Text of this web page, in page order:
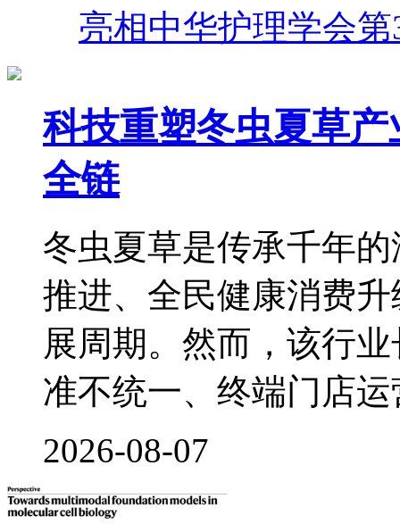
亮相中华护理学会
科技重塑冬虫夏草
全链
冬虫夏草是传承千年
推进、全民健康消费
展周期。然而，该行
准不统一、终端门店运
2026-08-07